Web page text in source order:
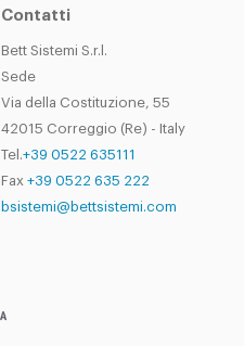
Contatti
Bett Sistemi S.r.l.
Sede
Via della Costituzione, 55
42015 Correggio (Re) - Italy
Tel. +39 0522 635111
Fax +39 0522 635 222
bsistemi@bettsistemi.com